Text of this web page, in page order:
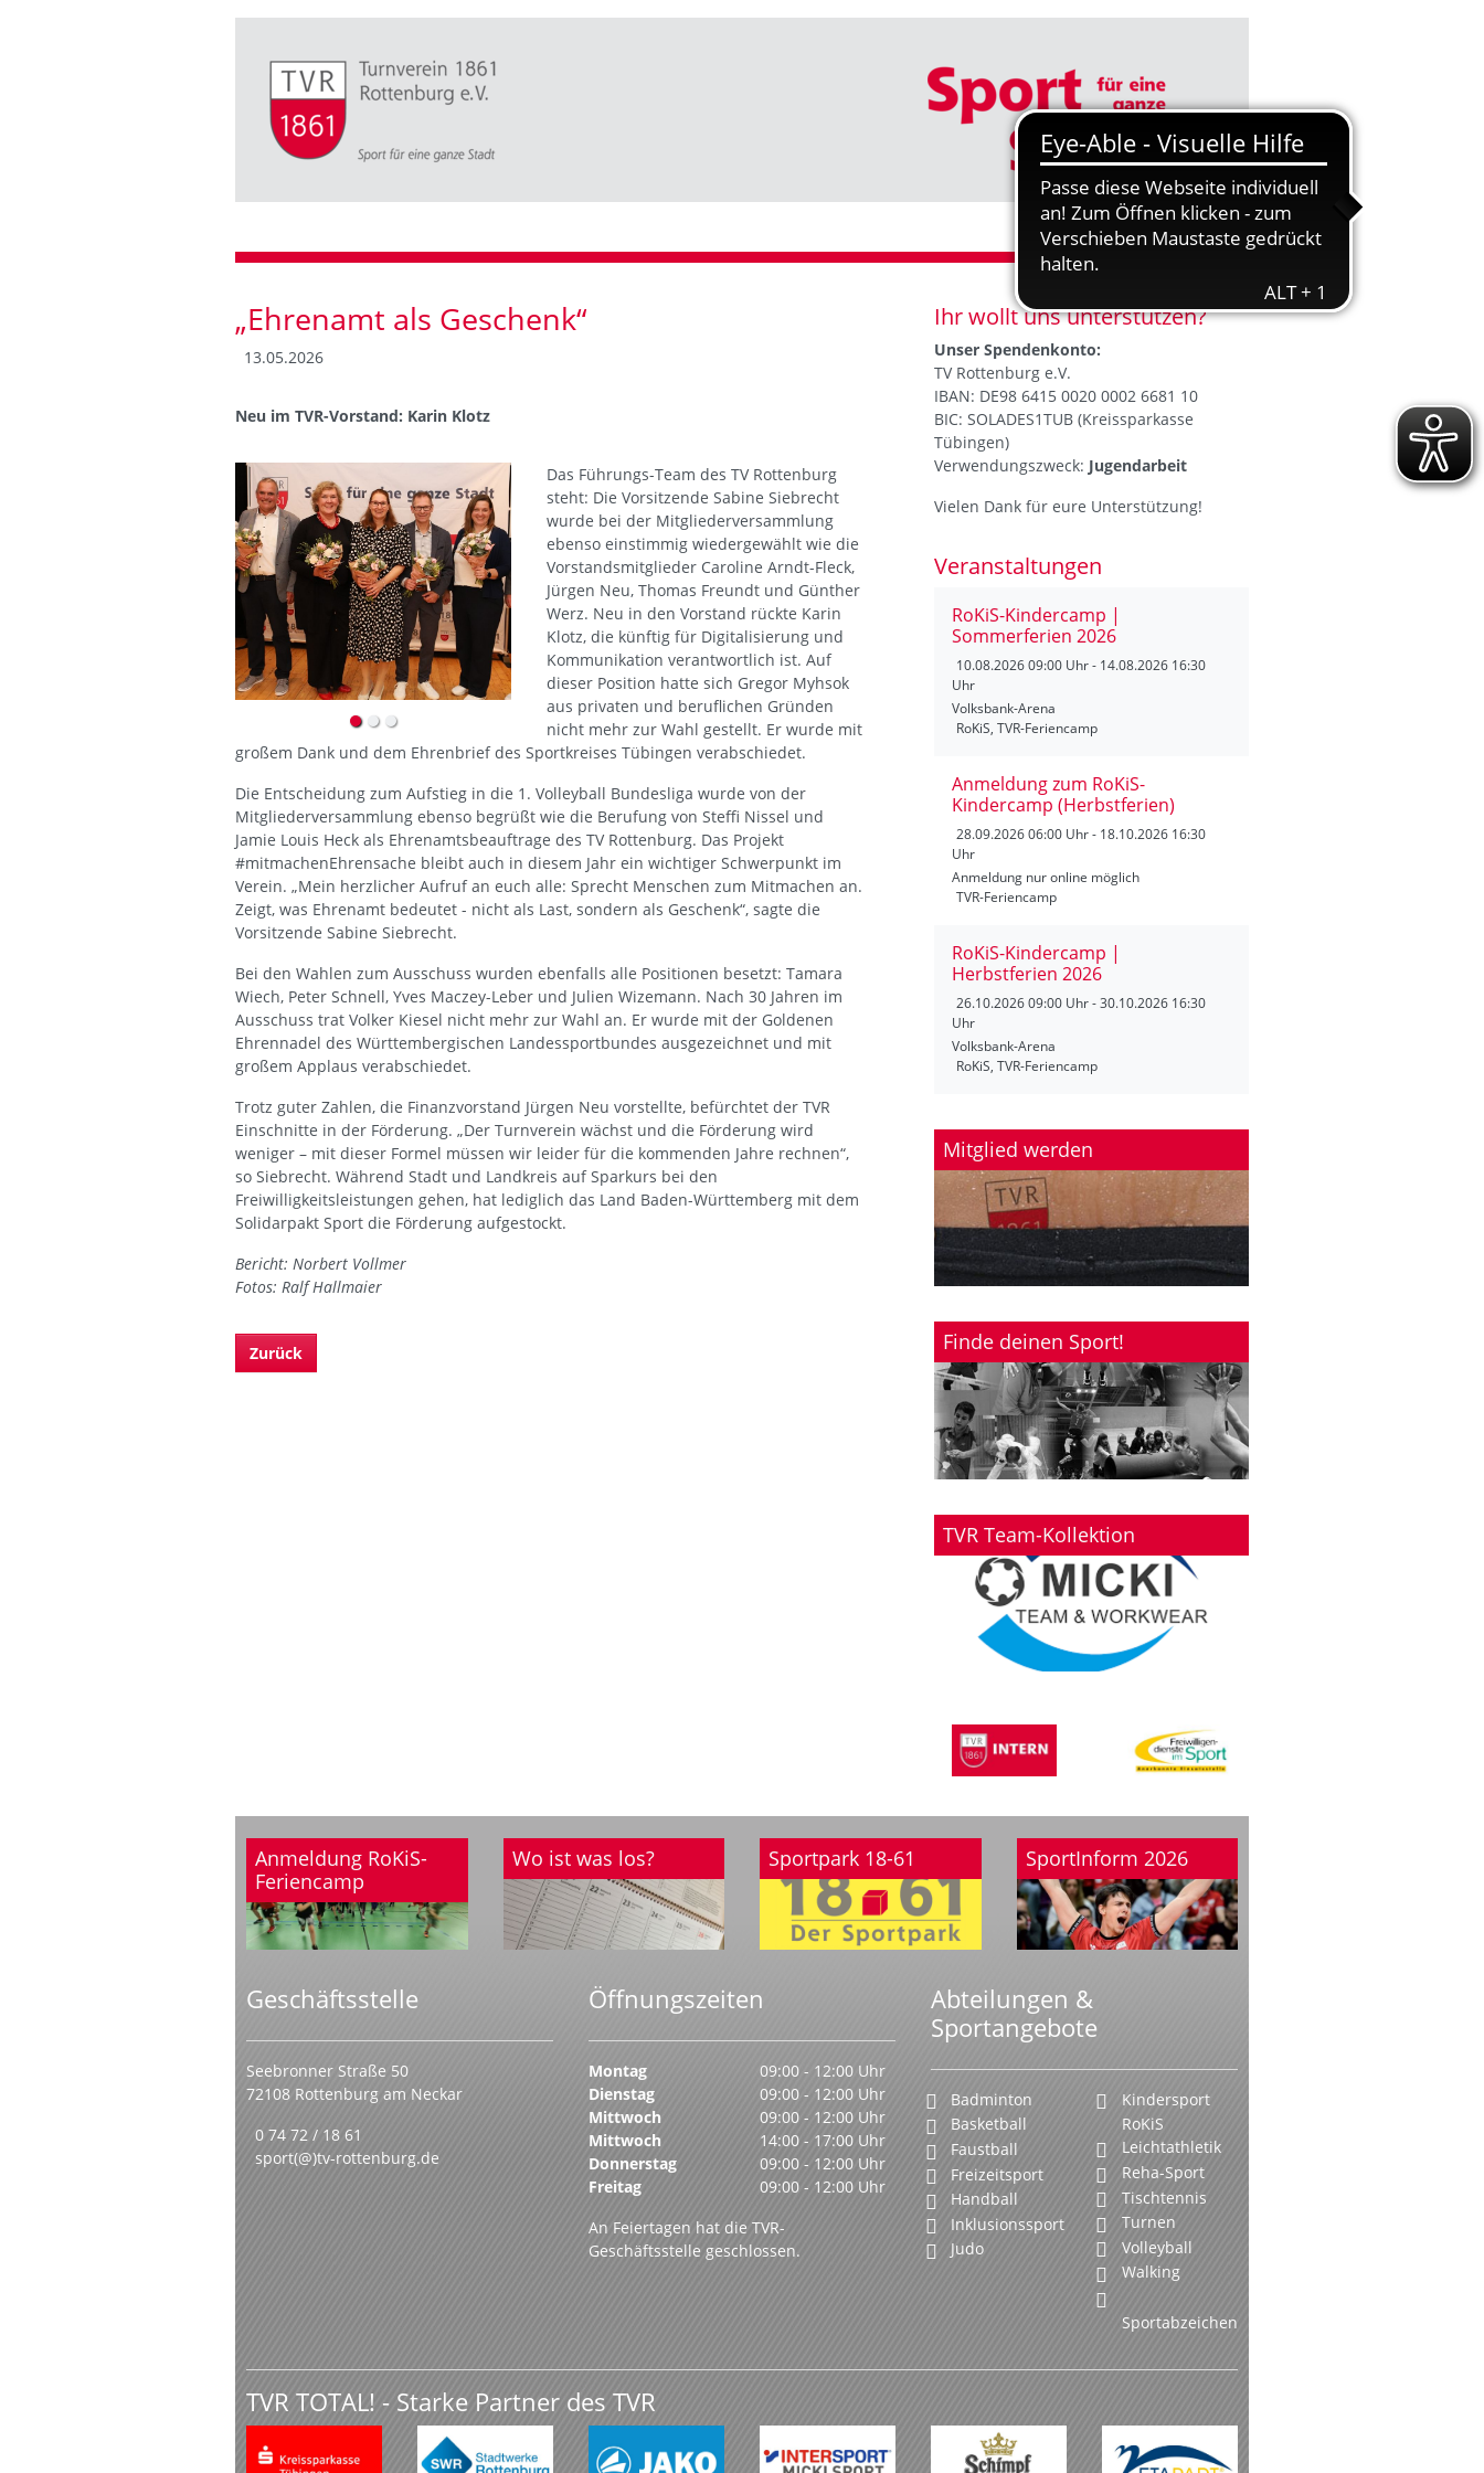
„Ehrenamt als Geschenk“
13.05.2026
Neu im TVR-Vorstand: Karin Klotz
Das Führungs-Team des TV Rottenburg
steht: Die Vorsitzende Sabine Siebrecht
wurde bei der Mitgliederversammlung
ebenso einstimmig wiedergewählt wie die
Vorstandsmitglieder Caroline Arndt-Fleck,
Jürgen Neu, Thomas Freundt und Günther
Werz. Neu in den Vorstand rückte Karin
Klotz, die künftig für Digitalisierung und
Kommunikation verantwortlich ist. Auf
dieser Position hatte sich Gregor Myhsok
aus privaten und beruflichen Gründen
nicht mehr zur Wahl gestellt. Er wurde mit
großem Dank und dem Ehrenbrief des Sportkreises Tübingen verabschiedet.
Die Entscheidung zum Aufstieg in die 1. Volleyball Bundesliga wurde von der
Mitgliederversammlung ebenso begrüßt wie die Berufung von Steffi Nissel und
Jamie Louis Heck als Ehrenamtsbeauftrage des TV Rottenburg. Das Projekt
#mitmachenEhrensache bleibt auch in diesem Jahr ein wichtiger Schwerpunkt im
Verein. „Mein herzlicher Aufruf an euch alle: Sprecht Menschen zum Mitmachen an.
Zeigt, was Ehrenamt bedeutet - nicht als Last, sondern als Geschenk“, sagte die
Vorsitzende Sabine Siebrecht.
Bei den Wahlen zum Ausschuss wurden ebenfalls alle Positionen besetzt: Tamara
Wiech, Peter Schnell, Yves Maczey-Leber und Julien Wizemann. Nach 30 Jahren im
Ausschuss trat Volker Kiesel nicht mehr zur Wahl an. Er wurde mit der Goldenen
Ehrennadel des Württembergischen Landessportbundes ausgezeichnet und mit
großem Applaus verabschiedet.
Trotz guter Zahlen, die Finanzvorstand Jürgen Neu vorstellte, befürchtet der TVR
Einschnitte in der Förderung. „Der Turnverein wächst und die Förderung wird
weniger – mit dieser Formel müssen wir leider für die kommenden Jahre rechnen“,
so Siebrecht. Während Stadt und Landkreis auf Sparkurs bei den
Freiwilligkeitsleistungen gehen, hat lediglich das Land Baden-Württemberg mit dem
Solidarpakt Sport die Förderung aufgestockt.
Bericht: Norbert Vollmer
Fotos: Ralf Hallmaier
Zurück
Ihr wollt uns unterstützen?
Unser Spendenkonto:
TV Rottenburg e.V.
IBAN: DE98 6415 0020 0002 6681 10
BIC: SOLADES1TUB (Kreissparkasse
Tübingen)
Verwendungszweck: Jugendarbeit
Vielen Dank für eure Unterstützung!
Veranstaltungen
RoKiS-Kindercamp |
Sommerferien 2026
10.08.202609:00 Uhr - 14.08.2026 16:30
Uhr
Volksbank-Arena
RoKiS, TVR-Feriencamp
Anmeldung zum RoKiS-
Kindercamp (Herbstferien)
28.09.202606:00 Uhr - 18.10.2026 16:30
Uhr
Anmeldung nur online möglich
TVR-Feriencamp
RoKiS-Kindercamp |
Herbstferien 2026
26.10.202609:00 Uhr - 30.10.2026 16:30
Uhr
Volksbank-Arena
RoKiS, TVR-Feriencamp
Mitglied werden
Finde deinen Sport!
TVR Team-Kollektion
Anmeldung RoKiS-
Feriencamp
Wo ist was los? Sportpark 18-61 SportInform 2026
Geschäftsstelle
Seebronner Straße 50
72108 Rottenburg am Neckar
0 74 72 / 18 61
sport(@)tv-rottenburg.de
Öffnungszeiten
Montag
09:00 - 12:00 Uhr
Dienstag
09:00 - 12:00 Uhr
Mittwoch
09:00 - 12:00 Uhr
Mittwoch
14:00 - 17:00 Uhr
Donnerstag
09:00 - 12:00 Uhr
Freitag
09:00 - 12:00 Uhr
An Feiertagen hat die TVR-
Geschäftsstelle geschlossen.
Abteilungen &
Sportangebote
Badminton
Basketball
Faustball
Freizeitsport
Handball
Inklusionssport
Judo
Kindersport
RoKiS
Leichtathletik
Reha-Sport
Tischtennis
Turnen
Volleyball
Walking
Sportabzeichen
TVR TOTAL! - Starke Partner des TVR